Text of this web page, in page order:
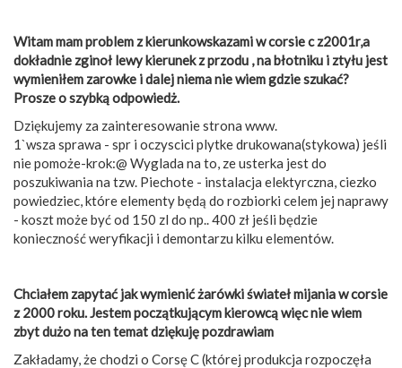
Witam mam problem z kierunkowskazami w corsie c z2001r,a
dokładnie zginoł lewy kierunek z przodu , na błotniku i ztyłu jest
wymieniłem zarowke i dalej niema nie wiem gdzie szukać?
Prosze o szybką odpowiedż.
Dziękujemy za zainteresowanie strona www.
1`wsza sprawa - spr i oczyscici plytke drukowana(stykowa) jeśli
nie pomoże-krok:@ Wyglada na to, ze usterka jest do
poszukiwania na tzw. Piechote - instalacja elektyrczna, ciezko
powiedziec, które elementy będą do rozbiorki celem jej naprawy
- koszt może być od 150 zl do np.. 400 zł jeśli będzie
konieczność weryfikacji i demontarzu kilku elementów.
Chciałem zapytać jak wymienić żarówki świateł mijania w corsie
z 2000 roku. Jestem początkującym kierowcą więc nie wiem
zbyt dużo na ten temat dziękuję pozdrawiam
Zakładamy, że chodzi o Corsę C (której produkcja rozpoczęła